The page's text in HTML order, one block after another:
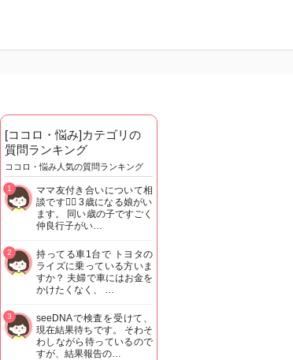
[ココロ・悩み]カテゴリの
質問ランキング
ココロ・悩み人気の質問ランキング
ママ友付き合いについて相
談です🙇‍♂️ 3歳になる娘がい
ます。 同い歳の子ですごく
仲良行子がい…
1
持ってる車1台で トヨタの
ライズに乗っている方いま
すか？ 夫婦で車にはお金を
かけたくなく、 …
2
seeDNAで検査を受けて、
現在結果待ちです。 そわそ
わしながら待っているので
すが、結果報告の…
3